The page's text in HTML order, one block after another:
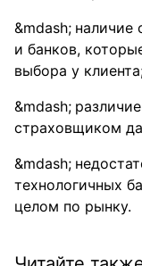
наличие
и банков,
выбора у
страховщиком
технологичных
целом по рынку.